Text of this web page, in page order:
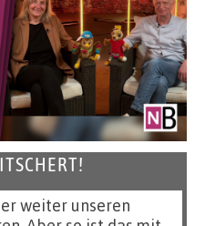
weiter unseren